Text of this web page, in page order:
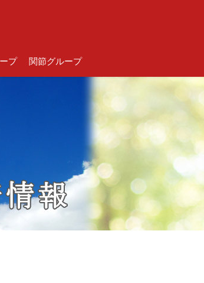
プ 関節グループ